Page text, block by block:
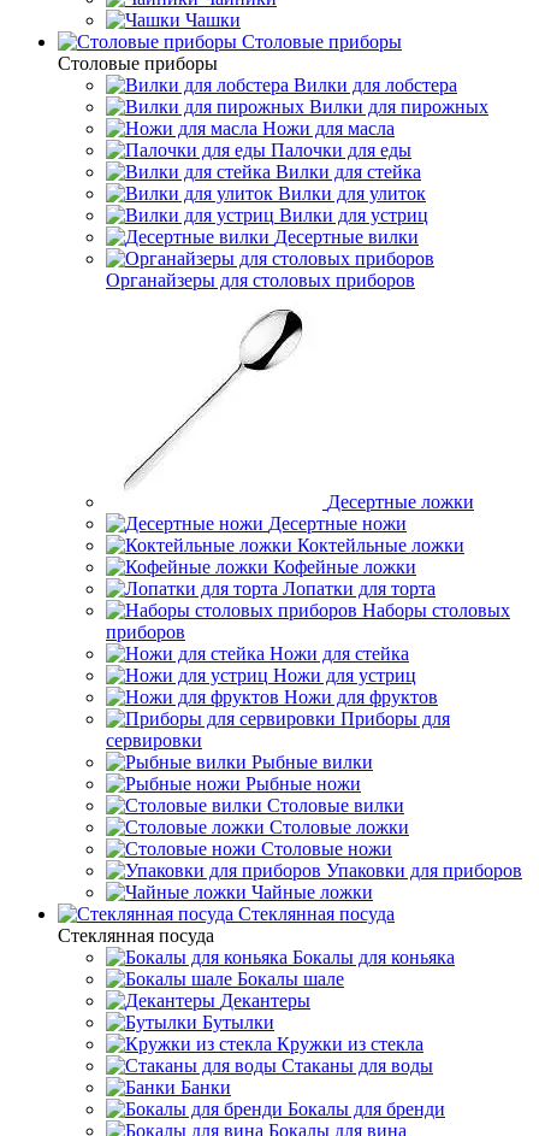
Чашки
Cтоловые приборы
Cтоловые приборы
Вилки для лобстера
Вилки для пирожных
Ножи для масла
Палочки для еды
Вилки для стейка
Вилки для улиток
Вилки для устриц
Десертные вилки
Органайзеры для столовых приборов
Десертные ложки
Десертные ножи
Коктейльные ложки
Кофейные ложки
Лопатки для торта
Наборы столовых
приборов
Ножи для стейка
Ножи для устриц
Ножи для фруктов
Приборы для
сервировки
Рыбные вилки
Рыбные ножи
Столовые вилки
Столовые ложки
Столовые ножи
Упаковки для приборов
Чайные ложки
Стеклянная посуда
Стеклянная посуда
Бокалы для коньяка
Бокалы шале
Декантеры
Бутылки
Кружки из стекла
Стаканы для воды
Банки
Бокалы для бренди
Бокалы для вина